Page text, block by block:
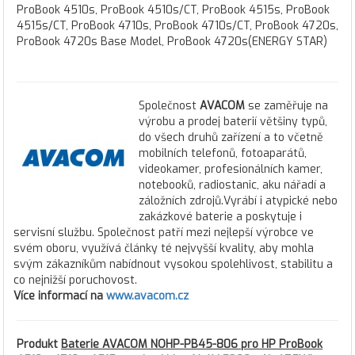
ProBook 4510s, ProBook 4510s/CT, ProBook 4515s, ProBook
4515s/CT, ProBook 4710s, ProBook 4710s/CT, ProBook 4720s,
ProBook 4720s Base Model, ProBook 4720s(ENERGY STAR)
Společnost AVACOM se zaměřuje na
výrobu a prodej baterií většiny typů,
do všech druhů zařízení a to včetně
mobilních telefonů, fotoaparátů,
videokamer, profesionálních kamer,
notebooků, radiostanic, aku nářadí a
záložních zdrojů.Vyrábí i atypické nebo
zakázkové baterie a poskytuje i
servisní službu. Společnost patří mezi nejlepší výrobce ve
svém oboru, využívá články té nejvyšší kvality, aby mohla
svým zákazníkům nabídnout vysokou spolehlivost, stabilitu a
co nejnižší poruchovost.
Více informací na www.avacom.cz
Produkt Baterie AVACOM NOHP-PB45-806 pro HP ProBook